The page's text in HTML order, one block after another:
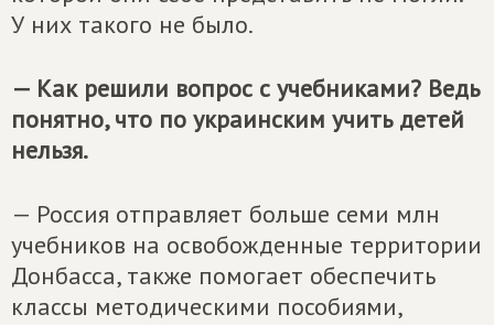
У них такого не было.
— Как решили вопрос с учебниками? Ведь
понятно, что по украинским учить детей
нельзя.
— Россия отправляет больше семи млн
учебников на освобожденные территории
Донбасса, также помогает обеспечить
классы методическими пособиями,